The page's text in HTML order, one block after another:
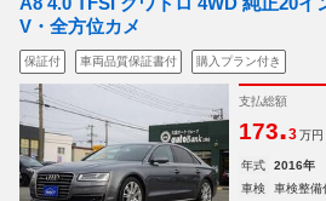
V・全方位カメ
保証付 車両品質保証書付 購入プラン付き
支払総額
173.3 万円
年式 2016年
車検
車検整備